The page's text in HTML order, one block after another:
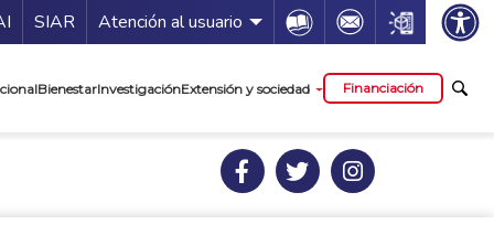
de servicios
SIAR Atención al usuario Icon Icon Icon
BienestarInvestigaciónExtensión y sociedad Financiación